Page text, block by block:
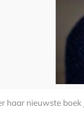
haar nieuwste boek